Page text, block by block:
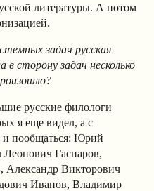
литературы. А потом
задач русская
сторону задач несколько
русские филологи
я еще видел, а с
и пообщаться: Юрий
Гаспаров,
Александр Викторович
Иванов, Владимир